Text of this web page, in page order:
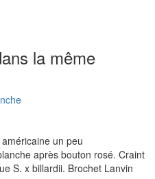
la même
un peu
après bouton rosé. Craint
S. x billardii. Brochet Lanvin